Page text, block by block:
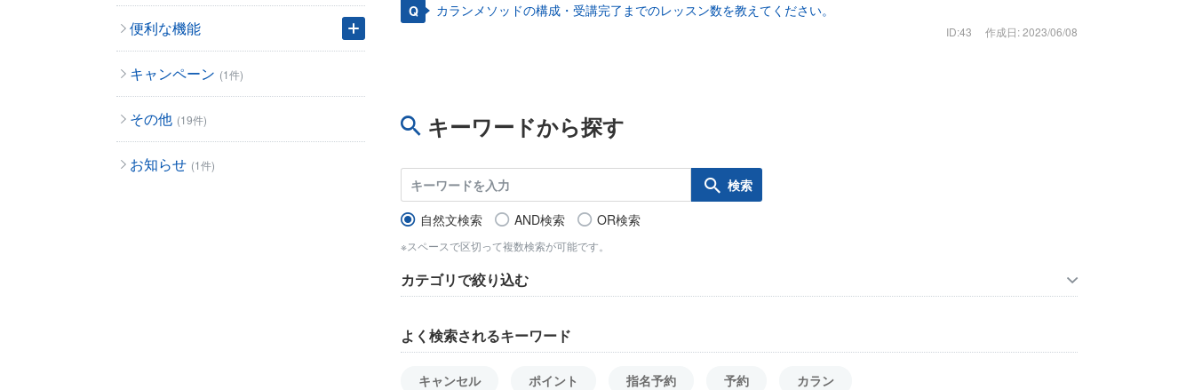
便利な機能
キャンペーン (1件)
その他 (19件)
お知らせ (1件)
カランメソッドの構成・受講完了までのレッスン数を教えてください。
ID:43 作成日: 2023/06/08
キーワードから探す
自然文検索 AND検索 OR検索
※スペースで区切って複数検索が可能です。
カテゴリで絞り込む
よく検索されるキーワード
キャンセル ポイント 指名予約 予約 カラン